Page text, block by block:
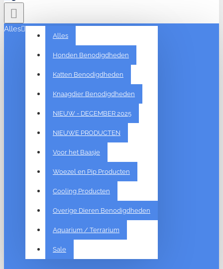
Alles
Alles
Honden Benodigdheden
Katten Benodigdheden
Knaagdier Benodigdheden
NIEUW - DECEMBER 2025
NIEUWE PRODUCTEN
Voor het Baasje
Woezel en Pip Producten
Cooling Producten
Overige Dieren Benodigdheden
Aquarium / Terrarium
Sale